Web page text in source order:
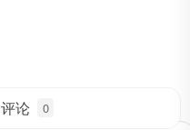
评论 0